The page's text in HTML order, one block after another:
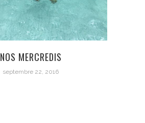
NOS MERCREDIS
septembre 22, 2016